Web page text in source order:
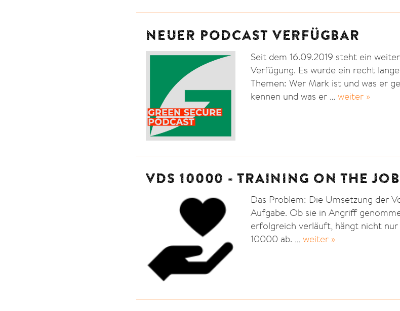
NEUER PODCAST VERFÜGBAR
Seit dem 16.09.2019 steht ein
Verfügung. Es wurde ein recht
Themen: Wer Mark ist und was er
kennen und was er …weiter »
VDS 10000 - TRAINING ON THE
Das Problem: Die Umsetzung der
Aufgabe. Ob sie in Angriff
erfolgreich verläuft, hängt nicht nur
10000 ab. …weiter »